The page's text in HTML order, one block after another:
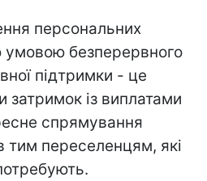
персональних
безперервного
підтримки - це
затримок із виплатами
спрямування
тим переселенцям, які